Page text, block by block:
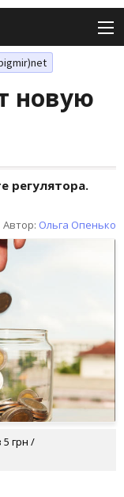
новую
регулятора.
Автор: Ольга Опенько
грн /